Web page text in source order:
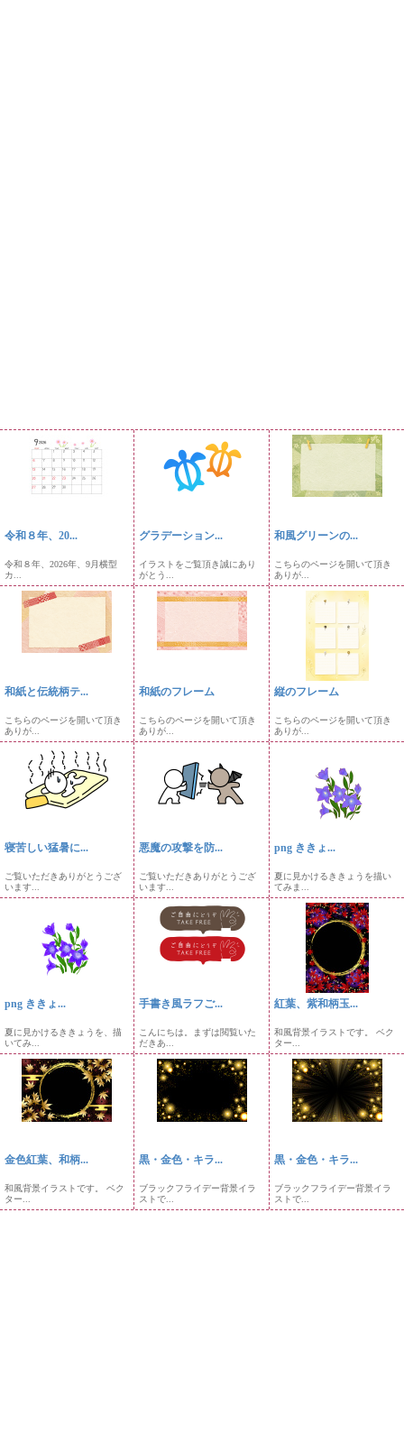
令和８年、20...
令和８年、2026年、9月横型
カ...
グラデーション...
イラストをご覧頂き誠にあり
がとう...
和風グリーンの...
こちらのページを開いて頂き
ありが...
和紙と伝統柄テ...
こちらのページを開いて頂き
ありが...
和紙のフレーム
こちらのページを開いて頂き
ありが...
縦のフレーム
こちらのページを開いて頂き
ありが...
寝苦しい猛暑に...
ご覧いただきありがとうござ
います...
悪魔の攻撃を防...
ご覧いただきありがとうござ
います...
png ききょ...
夏に見かけるききょうを描い
てみま...
png ききょ...
夏に見かけるききょうを、描
いてみ...
手書き風ラフご...
こんにちは。まずは閲覧いた
だきあ...
紅葉、紫和柄玉...
和風背景イラストです。 ベク
ター...
金色紅葉、和柄...
和風背景イラストです。 ベク
ター...
黒・金色・キラ...
ブラックフライデー背景イラ
ストで...
黒・金色・キラ...
ブラックフライデー背景イラ
ストで...